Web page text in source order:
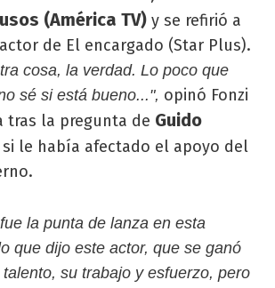
(América TV) y se refirió a
de El encargado (Star Plus).
cosa, la verdad. Lo poco que
sé si está bueno...", opinó Fonzi
tras la pregunta de Guido
le había afectado el apoyo del
la punta de lanza en esta
que dijo este actor, que se ganó
su trabajo y esfuerzo, pero